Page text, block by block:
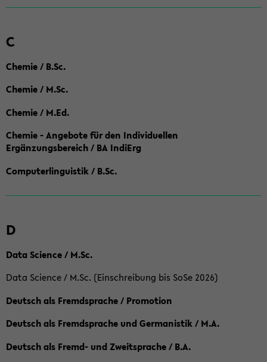
C
Chemie / B.Sc.
Chemie / M.Sc.
Chemie / M.Ed.
Chemie - Angebote für den Individuellen
Ergänzungsbereich / BA IndiErg
Computerlinguistik / B.Sc.
D
Data Science / M.Sc.
Data Science / M.Sc. (Einschreibung bis SoSe 2026)
Deutsch als Fremdsprache / Promotion
Deutsch als Fremdsprache und Germanistik / M.A.
Deutsch als Fremd- und Zweitsprache / B.A.